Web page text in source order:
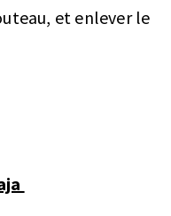
et enlever le